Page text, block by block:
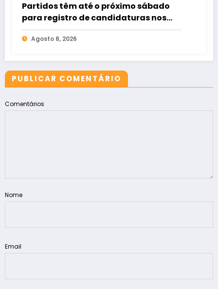
Partidos têm até o próximo sábado
para registro de candidaturas nos
tribunais
Agosto 8, 2026
PUBLICAR COMENTÁRIO
Comentários
Nome
Email